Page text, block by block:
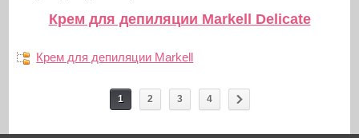
Крем для депиляции Markell Delicate
Крем для депиляции Markell
1 2 3 4